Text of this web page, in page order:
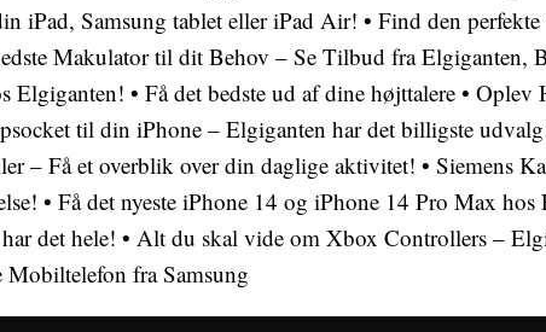
iPad, Samsung tablet eller iPad Air! • Find den
Makulator til dit Behov – Se Tilbud fra Elgiganten,
Elgiganten! • Få det bedste ud af dine højttalere • Oplev
til din iPhone – Elgiganten har det billigste
– Få et overblik over din daglige aktivitet! • Siemens
• Få det nyeste iPhone 14 og iPhone 14 Pro Max hos
det hele! • Alt du skal vide om Xbox Controllers –
Mobiltelefon fra Samsung